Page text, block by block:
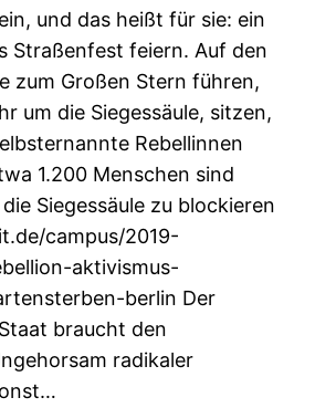
und das heißt für sie: ein
Straßenfest feiern. Auf den
zum Großen Stern führen,
um die Siegessäule, sitzen,
Rebellinnen
1.200 Menschen sind
Siegessäule zu blockieren
campus/2019-
aktivismus-
berlin Der
braucht den
radikaler